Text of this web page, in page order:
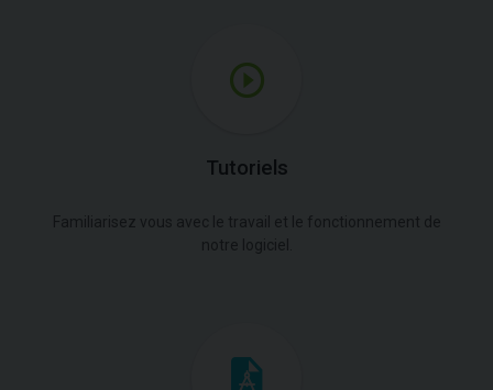
Tutoriels
Familiarisez vous avec le travail et le fonctionnement de
notre logiciel.